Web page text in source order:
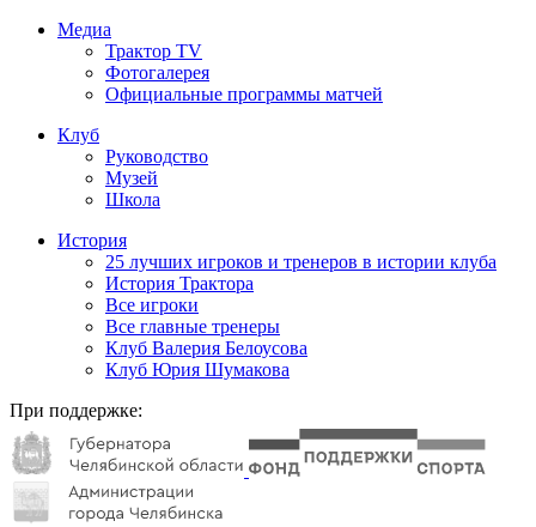
Медиа
Трактор TV
Фотогалерея
Официальные программы матчей
Клуб
Руководство
Музей
Школа
История
25 лучших игроков и тренеров в истории клуба
История Трактора
Все игроки
Все главные тренеры
Клуб Валерия Белоусова
Клуб Юрия Шумакова
При поддержке: